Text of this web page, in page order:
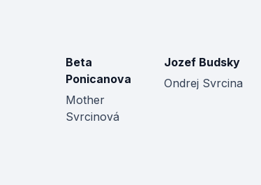
Beta
Ponicanova
Mother
Svrcinová
Jozef Budsky
Ondrej Svrcina